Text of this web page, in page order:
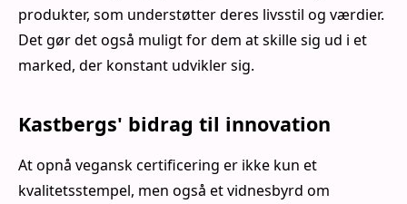
produkter, som understøtter deres livsstil og værdier.
Det gør det også muligt for dem at skille sig ud i et
marked, der konstant udvikler sig.
Kastbergs' bidrag til innovation
At opnå vegansk certificering er ikke kun et
kvalitetsstempel, men også et vidnesbyrd om